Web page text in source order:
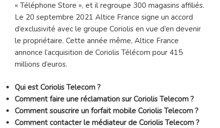
« Téléphone Store », et il regroupe 300 magasins affiliés.
Le 20 septembre 2021 Altice France signe un accord
d’exclusivité avec le groupe Coriolis en vue d’en devenir
le propriétaire. Cette année même, Altice France
annonce l’acquisition de Coriolis Télécom pour 415
millions d’euros.
Qui est Coriolis Telecom ?
Comment faire une réclamation sur Coriolis Telecom ?
Comment souscrire un forfait mobile Coriolis Telecom ?
Comment contacter le médiateur de Coriolis Telecom ?